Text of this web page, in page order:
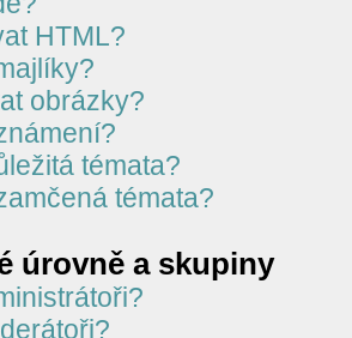
HTML?
obrázky?
témata?
témata?
úrovně a skupiny